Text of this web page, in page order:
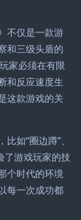
不仅是一款游
和三级头盾的
家必须在有限
和反应速度生
这款游戏的关
如“圈边蹲”、
了游戏玩家的技
个时代的环境
每一次成功都